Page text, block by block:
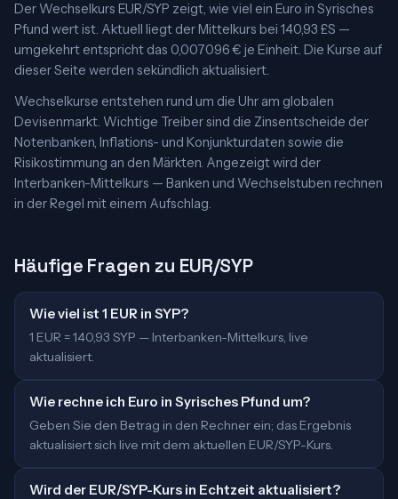
Der Wechselkurs EUR/SYP zeigt, wie viel ein Euro in Syrisches
Pfund wert ist. Aktuell liegt der Mittelkurs bei 140,93 £S —
umgekehrt entspricht das 0,007096 € je Einheit. Die Kurse auf
dieser Seite werden sekündlich aktualisiert.
Wechselkurse entstehen rund um die Uhr am globalen
Devisenmarkt. Wichtige Treiber sind die Zinsentscheide der
Notenbanken, Inflations- und Konjunkturdaten sowie die
Risikostimmung an den Märkten. Angezeigt wird der
Interbanken-Mittelkurs — Banken und Wechselstuben rechnen
in der Regel mit einem Aufschlag.
Häufige Fragen zu EUR/SYP
Wie viel ist 1 EUR in SYP?
1 EUR = 140,93 SYP — Interbanken-Mittelkurs, live
aktualisiert.
Wie rechne ich Euro in Syrisches Pfund um?
Geben Sie den Betrag in den Rechner ein; das Ergebnis
aktualisiert sich live mit dem aktuellen EUR/SYP-Kurs.
Wird der EUR/SYP-Kurs in Echtzeit aktualisiert?